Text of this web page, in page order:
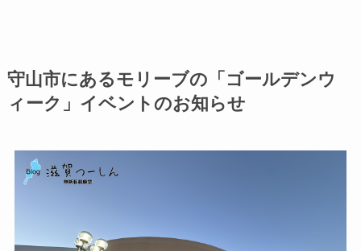
守山市にあるモリーブの「ゴールデンウ
ィーク」イベントのお知らせ